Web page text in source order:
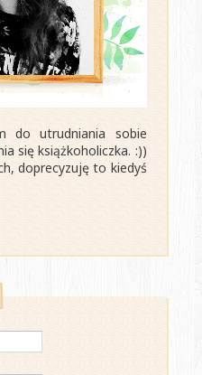
do utrudniania sobie
się książkoholiczka. :))
doprecyzuję to kiedyś